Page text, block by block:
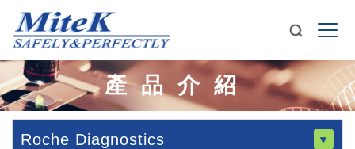
產品介紹
Roche Diagnostics